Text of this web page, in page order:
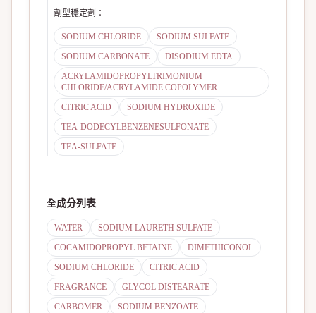
劑型穩定劑 ：
SODIUM CHLORIDE
SODIUM SULFATE
SODIUM CARBONATE
DISODIUM EDTA
ACRYLAMIDOPROPYLTRIMONIUM
CHLORIDE/ACRYLAMIDE COPOLYMER
CITRIC ACID
SODIUM HYDROXIDE
TEA-DODECYLBENZENESULFONATE
TEA-SULFATE
全成分列表
WATER
SODIUM LAURETH SULFATE
COCAMIDOPROPYL BETAINE
DIMETHICONOL
SODIUM CHLORIDE
CITRIC ACID
FRAGRANCE
GLYCOL DISTEARATE
CARBOMER
SODIUM BENZOATE